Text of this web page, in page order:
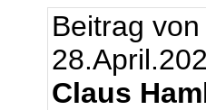
Beitrag von
Claus